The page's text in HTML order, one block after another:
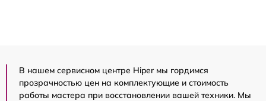
В нашем сервисном центре Hiper мы гордимся
прозрачностью цен на комплектующие и стоимость
работы мастера при восстановлении вашей техники. Мы